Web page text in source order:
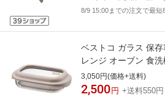
8/9 15:00までの注文で最短
ベストコ ガラス 保
レンジ オーブン 食洗
ニクッカー ベージュ
3,050円(価格+送料)
2,500 円 +送料550円